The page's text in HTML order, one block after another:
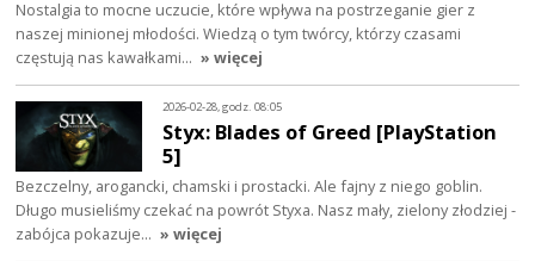
Nostalgia to mocne uczucie, które wpływa na postrzeganie gier z
naszej minionej młodości. Wiedzą o tym twórcy, którzy czasami
częstują nas kawałkami… » więcej
2026-02-28, godz. 08:05
Styx: Blades of Greed [PlayStation
5]
Bezczelny, arogancki, chamski i prostacki. Ale fajny z niego goblin.
Długo musieliśmy czekać na powrót Styxa. Nasz mały, zielony złodziej -
zabójca pokazuje… » więcej